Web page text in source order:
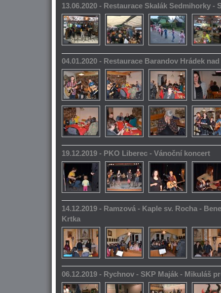
13.06.2020 - Restaurace Skalák Sedmihorky -
04.01.2020 - Restaurace Barandov Hrádek
19.12.2019 - PKO Liberec - Vánoční koncert
14.12.2019 - Ramzová - Kaple sv. Rocha -
Krtka
06.12.2019 - Rychnov - SKP Maják - Mikuláš